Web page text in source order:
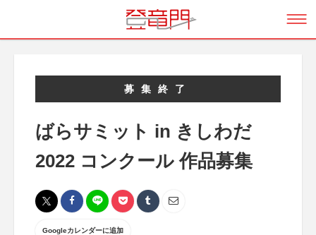
募集終了
ばらサミット in きしわだ
2022 コンクール 作品募集
Googleカレンダーに追加